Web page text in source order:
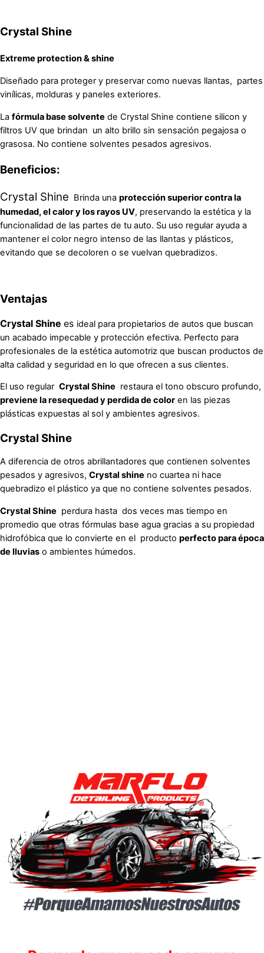
Crystal Shine
Extreme protection & shine
Diseñado para proteger y preservar como nuevas llantas, partes
vinílicas, molduras y paneles exteriores.
La fórmula base solvente de Crystal Shine contiene silicon y
filtros UV que brindan un alto brillo sin sensación pegajosa o
grasosa. No contiene solventes pesados agresivos.
Beneficios:
Crystal Shine Brinda una protección superior contra la
humedad, el calor y los rayos UV, preservando la estética y la
funcionalidad de las partes de tu auto. Su uso regular ayuda a
mantener el color negro intenso de las llantas y plásticos,
evitando que se decoloren o se vuelvan quebradizos.
Ventajas
Crystal Shine es ideal para propietarios de autos que buscan
un acabado impecable y protección efectiva. Perfecto para
profesionales de la estética automotriz que buscan productos de
alta calidad y seguridad en lo que ofrecen a sus clientes.
El uso regular Crystal Shine restaura el tono obscuro profundo,
previene la resequedad y perdida de color en las piezas
plásticas expuestas al sol y ambientes agresivos.
Crystal Shine
A diferencia de otros abrillantadores que contienen solventes
pesados y agresivos, Crystal shine no cuartea ni hace
quebradizo el plástico ya que no contiene solventes pesados.
Crystal Shine perdura hasta dos veces mas tiempo en
promedio que otras fórmulas base agua gracias a su propiedad
hidrofóbica que lo convierte en el producto perfecto para época
de lluvias o ambientes húmedos.